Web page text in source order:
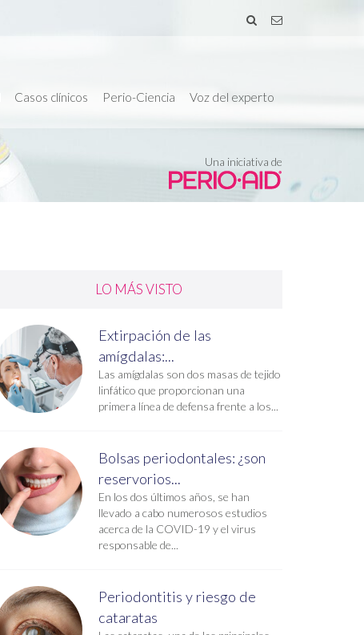
Casos clínicos Perio-Ciencia Voz del experto
Una iniciativa de
LO MÁS VISTO
Extirpación de las
amígdalas:...
Las amígdalas son dos masas de tejido
linfático que proporcionan una
primera línea de defensa frente a los...
Bolsas periodontales: ¿son
reservorios...
En los dos últimos años, se han
llevado a cabo numerosos estudios
acerca de la COVID-19 y el virus
responsable de...
Periodontitis y riesgo de
cataratas